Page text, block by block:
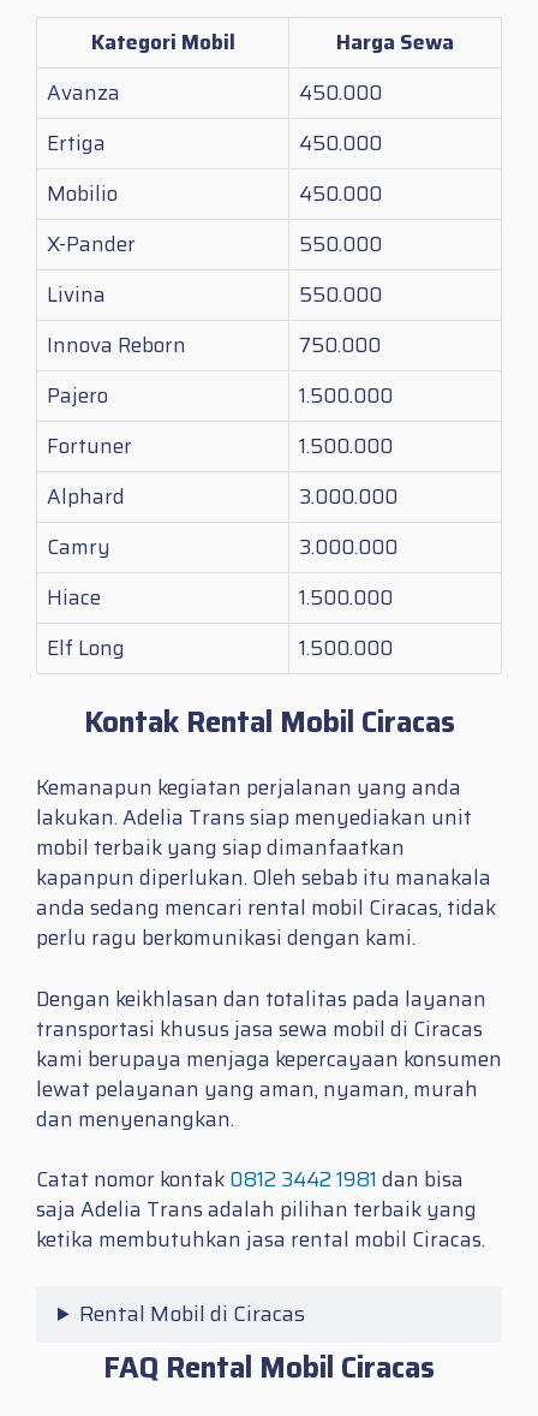
Kategori Mobil
Harga Sewa
Avanza
450.000
Ertiga
450.000
Mobilio
450.000
X-Pander
550.000
Livina
550.000
Innova Reborn
750.000
Pajero
1.500.000
Fortuner
1.500.000
Alphard
3.000.000
Camry
3.000.000
Hiace
1.500.000
Elf Long
1.500.000
Kontak Rental Mobil Ciracas
Kemanapun kegiatan perjalanan yang anda
lakukan. Adelia Trans siap menyediakan unit
mobil terbaik yang siap dimanfaatkan
kapanpun diperlukan. Oleh sebab itu manakala
anda sedang mencari rental mobil Ciracas, tidak
perlu ragu berkomunikasi dengan kami.
Dengan keikhlasan dan totalitas pada layanan
transportasi khusus jasa sewa mobil di Ciracas
kami berupaya menjaga kepercayaan konsumen
lewat pelayanan yang aman, nyaman, murah
dan menyenangkan.
Catat nomor kontak0812 3442 1981dan bisa
saja Adelia Trans adalah pilihan terbaik yang
ketika membutuhkan jasa rental mobil Ciracas.
Rental Mobil di Ciracas
FAQ Rental Mobil Ciracas